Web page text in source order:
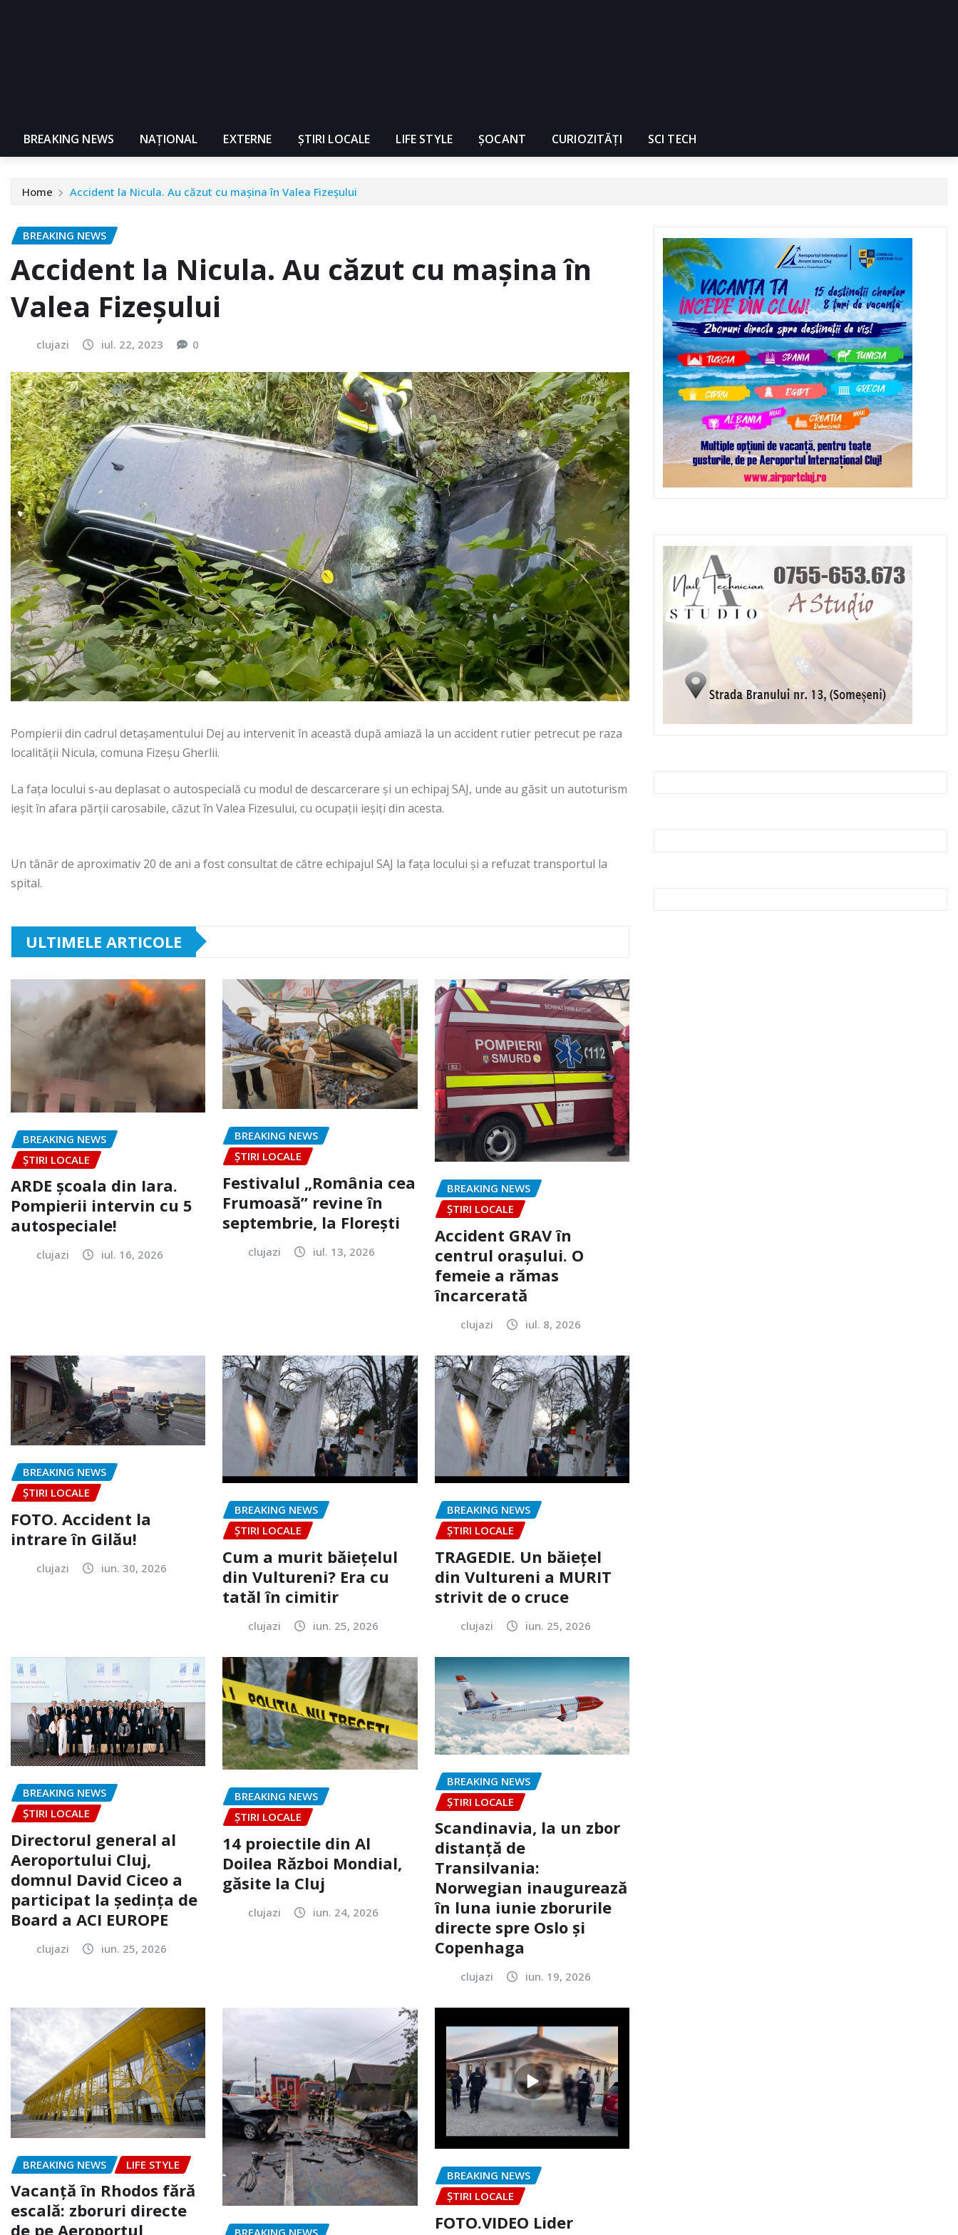
BREAKING NEWS NAŢIONAL EXTERNE ȘTIRI LOCALE LIFE STYLE ȘOCANT CURIOZITĂȚI SCI TECH
Home Accident la Nicula. Au căzut cu mașina în Valea Fizeșului
BREAKING NEWS
Accident la Nicula. Au căzut cu mașina în
Valea Fizeșului
clujazi iul. 22, 2023 0
Pompierii din cadrul detașamentului Dej au intervenit în această după amiază la un accident rutier petrecut pe raza
localității Nicula, comuna Fizeșu Gherlii.
La fața locului s-au deplasat o autospecială cu modul de descarcerare și un echipaj SAJ, unde au găsit un autoturism
ieșit în afara părții carosabile, căzut în Valea Fizesului, cu ocupații ieșiți din acesta.
Un tânăr de aproximativ 20 de ani a fost consultat de către echipajul SAJ la fața locului și a refuzat transportul la
spital.
ULTIMELE ARTICOLE
BREAKING NEWS
ȘTIRI LOCALE
ARDE școala din Iara.
Pompierii intervin cu 5
autospeciale!
clujazi iul. 16, 2026
BREAKING NEWS
ȘTIRI LOCALE
Festivalul „România cea
Frumoasă” revine în
septembrie, la Florești
clujazi iul. 13, 2026
BREAKING NEWS
ȘTIRI LOCALE
Accident GRAV în
centrul orașului. O
femeie a rămas
încarcerată
clujazi iul. 8, 2026
BREAKING NEWS
ȘTIRI LOCALE
FOTO. Accident la
intrare în Gilău!
clujazi iun. 30, 2026
BREAKING NEWS
ȘTIRI LOCALE
Cum a murit băiețelul
din Vultureni? Era cu
tatăl în cimitir
clujazi iun. 25, 2026
BREAKING NEWS
ȘTIRI LOCALE
TRAGEDIE. Un băiețel
din Vultureni a MURIT
strivit de o cruce
clujazi iun. 25, 2026
BREAKING NEWS
ȘTIRI LOCALE
Directorul general al
Aeroportului Cluj,
domnul David Ciceo a
participat la ședința de
Board a ACI EUROPE
clujazi iun. 25, 2026
BREAKING NEWS
ȘTIRI LOCALE
14 proiectile din Al
Doilea Război Mondial,
găsite la Cluj
clujazi iun. 24, 2026
BREAKING NEWS
ȘTIRI LOCALE
Scandinavia, la un zbor
distanță de
Transilvania:
Norwegian inaugurează
în luna iunie zborurile
directe spre Oslo și
Copenhaga
clujazi iun. 19, 2026
BREAKING NEWS LIFE STYLE
Vacanță în Rhodos fără
escală: zboruri directe
de pe Aeroportul
BREAKING NEWS
BREAKING NEWS
ȘTIRI LOCALE
FOTO.VIDEO Lider